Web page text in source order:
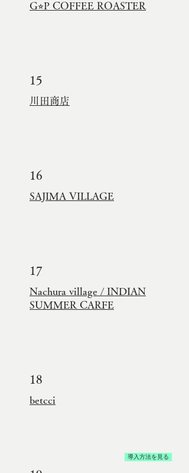
G⭐︎P COFFEE ROASTER
15
川田商店
16
SAJIMA VILLAGE
17
Nachura village / INDIAN
SUMMER CARFE
18
betcci
導入方法を見る